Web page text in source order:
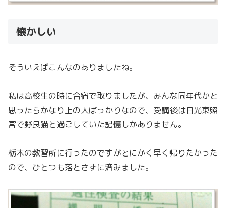
懐かしい
そういえばこんなのありましたね。
私は高校生の時に合宿で取りましたが、みんな同年代かと
思ったらかなり上の人ばっかりなので、受講後は日光東照
宮で野良猫と過ごしていた記憶しかありません。
栃木の教習所に行ったのですがとにかく早く帰りたかった
ので、ひとつも落とさずに済みました。